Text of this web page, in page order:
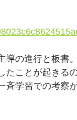
の進行と板書
たことが起きる
斉学習での考察